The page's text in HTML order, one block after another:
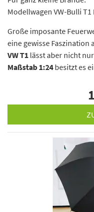
Modellwagen VW-Bulli
Große imposante
eine gewisse Faszination
VW T1 lässt aber nicht
Maßstab 1:24 besitzt es